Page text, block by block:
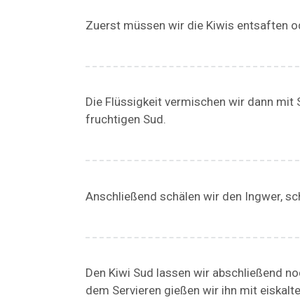
Zuerst müssen wir die Kiwis entsaften
Die Flüssigkeit vermischen wir dann
fruchtigen Sud.
Anschließend schälen wir den Ingwer,
Den Kiwi Sud lassen wir abschließend
dem Servieren gießen wir ihn mit